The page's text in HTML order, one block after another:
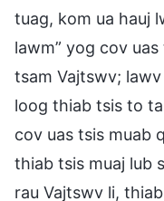
tuag, kom ua hauj
lawm” yog cov
tsam Vajtswv;
loog thiab tsis to
cov uas tsis muab
thiab tsis muaj lub
rau Vajtswv li,